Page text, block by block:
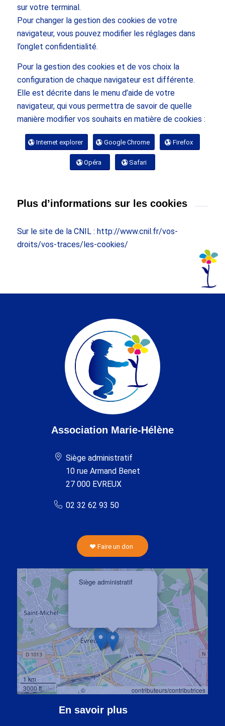
sur votre terminal.
Pour changer la gestion des cookies de votre
navigateur, vous pouvez modifier les réglages dans
l’onglet confidentialité.
Pour la gestion des cookies et de vos choix la
configuration de chaque navigateur est différente.
Elle est décrite dans le menu d’aide de votre
navigateur, qui vous permettra de savoir de quelle
manière modifier vos souhaits en matière de cookies :
Internet explorer Google Chrome Firefox
Opéra Safari
Plus d’informations sur les cookies
Sur le site de la CNIL : http://www.cnil.fr/vos-
droits/vos-traces/les-cookies/
Association Marie-Hélène
Siège administratif
10 rue Armand Benet
27 000 EVREUX
02 32 62 93 50
Faire un don
Siège administratif
1 km
3000 ft
Leaflet , © OpenStreetMap contributeurs/contributrices
En savoir plus